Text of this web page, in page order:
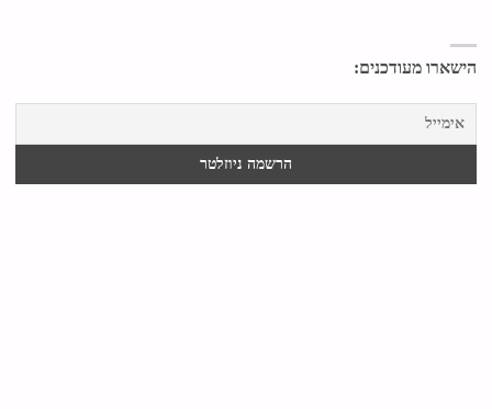
הישארו מעודכנים: